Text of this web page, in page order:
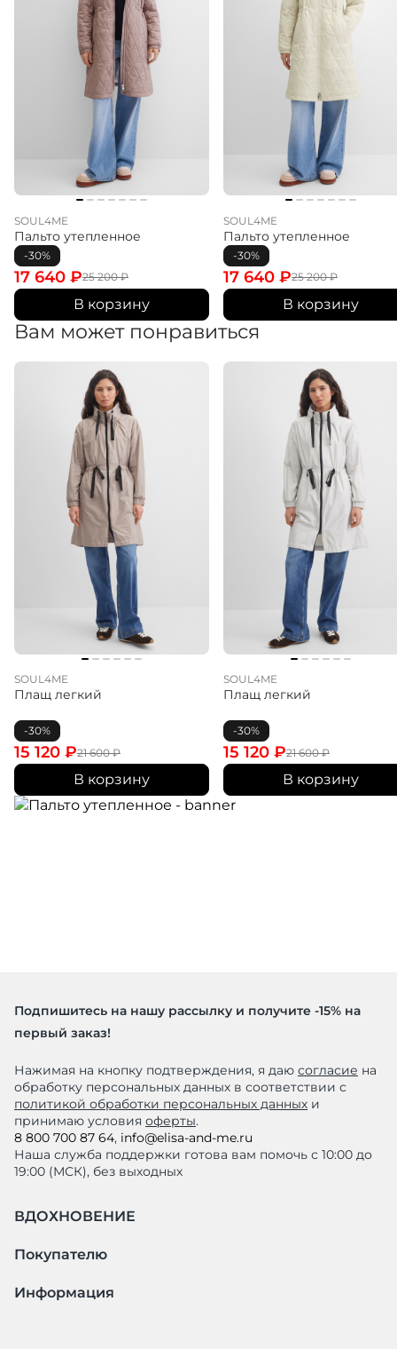
SOUL4ME
Пальто утепленное
-30%
25 200₽
17 640 ₽
В корзину
SOUL4ME
Пальто утепленное
-30%
25 200₽
17 640 ₽
В корзину
Вам может понравиться
SOUL4ME
Плащ легкий
-30%
21 600₽
15 120 ₽
В корзину
SOUL4ME
Плащ легкий
-30%
21 600₽
15 120 ₽
В корзину
Подпишитесь на нашу рассылку и получите -15% на
первый заказ!
Нажимая на кнопку подтверждения, я даю согласие на
обработку персональных данных в соответствии с
политикой обработки персональных данных и
принимаю условия оферты.
8 800 700 87 64, info@elisa-and-me.ru
Наша служба поддержки готова вам помочь с 10:00 до
19:00 (МСК), без выходных
ВДОХНОВЕНИЕ
Покупателю
Информация